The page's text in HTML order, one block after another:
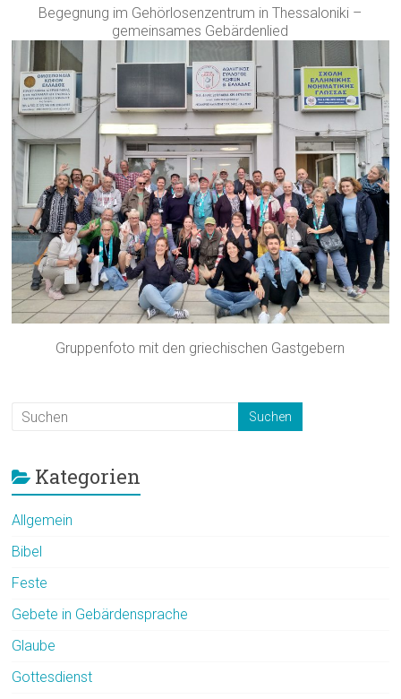
Begegnung im Gehörlosenzentrum in Thessaloniki –
gemeinsames Gebärdenlied
Gruppenfoto mit den griechischen Gastgebern
Kategorien
Allgemein
Bibel
Feste
Gebete in Gebärdensprache
Glaube
Gottesdienst